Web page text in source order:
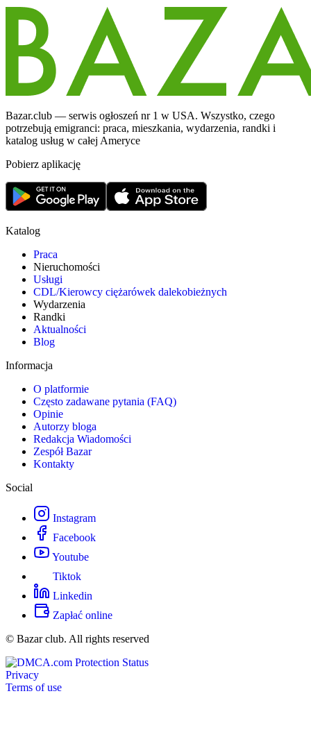
Bazar.club — serwis ogłoszeń nr 1 w USA. Wszystko, czego
potrzebują emigranci: praca, mieszkania, wydarzenia, randki i
katalog usług w całej Ameryce
Pobierz aplikację
Katalog
Praca
Nieruchomości
Usługi
CDL/Kierowcy ciężarówek dalekobieżnych
Wydarzenia
Randki
Aktualności
Blog
Informacja
O platformie
Często zadawane pytania (FAQ)
Opinie
Autorzy bloga
Redakcja Wiadomości
Zespół Bazar
Kontakty
Social
Instagram
Facebook
Youtube
Tiktok
Linkedin
Zapłać online
© Bazar club. All rights reserved
Privacy
Terms of use